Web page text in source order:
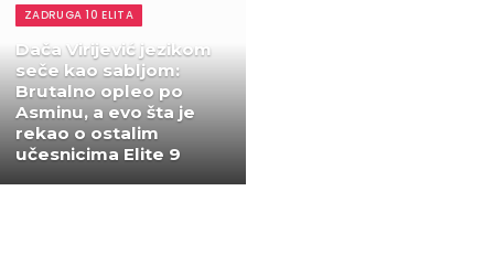
ZADRUGA 10 ELITA
Dača Virijević jezikom
seče kao sabljom:
Brutalno opleo po
Asminu, a evo šta je
rekao o ostalim
učesnicima Elite 9